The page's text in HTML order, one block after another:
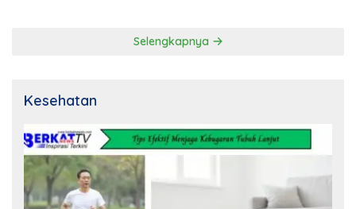
Selengkapnya
Kesehatan